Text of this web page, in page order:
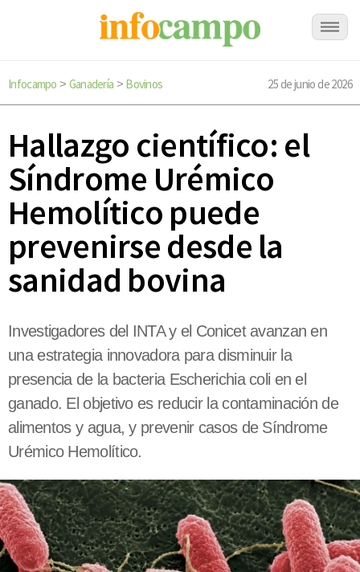
Infocampo > Ganadería > Bovinos 25 de junio de 2026
Hallazgo científico: el
Síndrome Urémico
Hemolítico puede
prevenirse desde la
sanidad bovina
Investigadores del INTA y el Conicet avanzan en
una estrategia innovadora para disminuir la
presencia de la bacteria Escherichia coli en el
ganado. El objetivo es reducir la contaminación de
alimentos y agua, y prevenir casos de Síndrome
Urémico Hemolítico.